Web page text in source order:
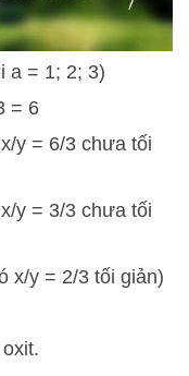
a = 1; 2; 3)
= 6
y = 6/3 chưa tối
y = 3/3 chưa tối
x/y = 2/3 tối giản)